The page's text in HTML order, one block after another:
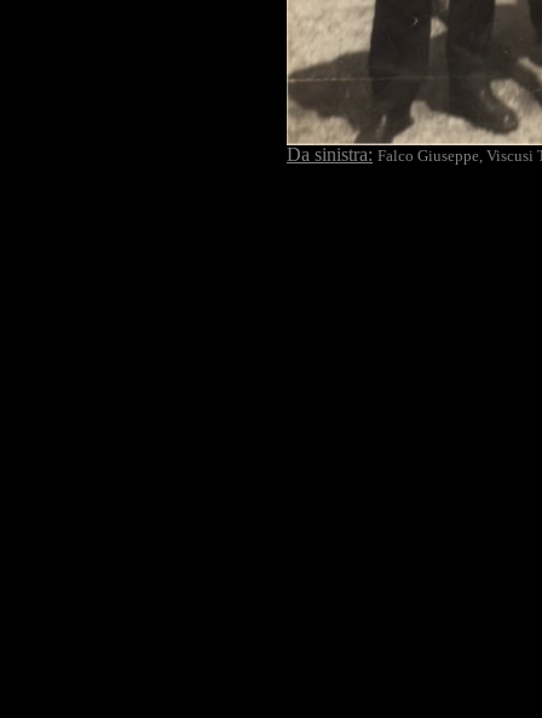
Da sinistra: Falco Giuseppe, Viscusi